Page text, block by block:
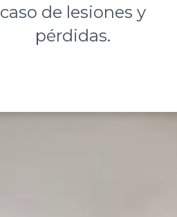
caso de lesiones y
pérdidas.